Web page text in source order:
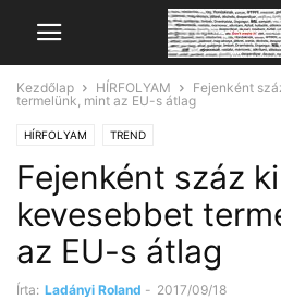
Kezdőlap HÍRFOLYAM
Fejenként
termelünk, mint az EU-s átlag
HÍRFOLYAM TREND
Fejenként száz
kevesebbet
az EU-s átlag
Írta: Ladányi Roland - 2017/09/18